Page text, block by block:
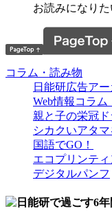
お読みになり
コラム・読み物
日能研広告ア
Web情報コラム
親と子の栄冠ド
シカクいアタ
国語でGO！
エコプリンテ
デジタルパンフ